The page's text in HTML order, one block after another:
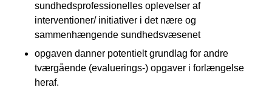
sundhedsprofessionelles oplevelser af
interventioner/ initiativer i det nære og
sammenhængende sundhedsvæsenet
opgaven danner potentielt grundlag for andre
tværgående (evaluerings-) opgaver i forlængelse
heraf.